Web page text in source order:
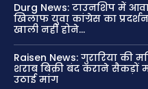
Durg News: टाउनशिप में
खिलाफ युवा कांग्रेस का
खाली नहीं होने...
Raisen News: गुरारिया की
शराब बिक्री बंद कराने सैकड़ों
उठाई मांग